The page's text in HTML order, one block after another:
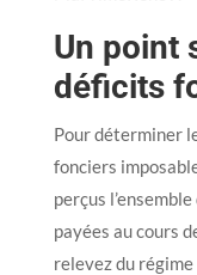
Un point
déficits
Pour déterminer
fonciers
perçus
payées au cours
relevez du